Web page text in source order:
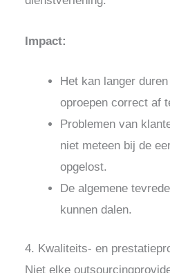
Impact:
Het kan langer
oproepen correct af
Problemen van
niet meteen bij de
opgelost.
De algemene
kunnen dalen.
4. Kwaliteits- en
Niet elke